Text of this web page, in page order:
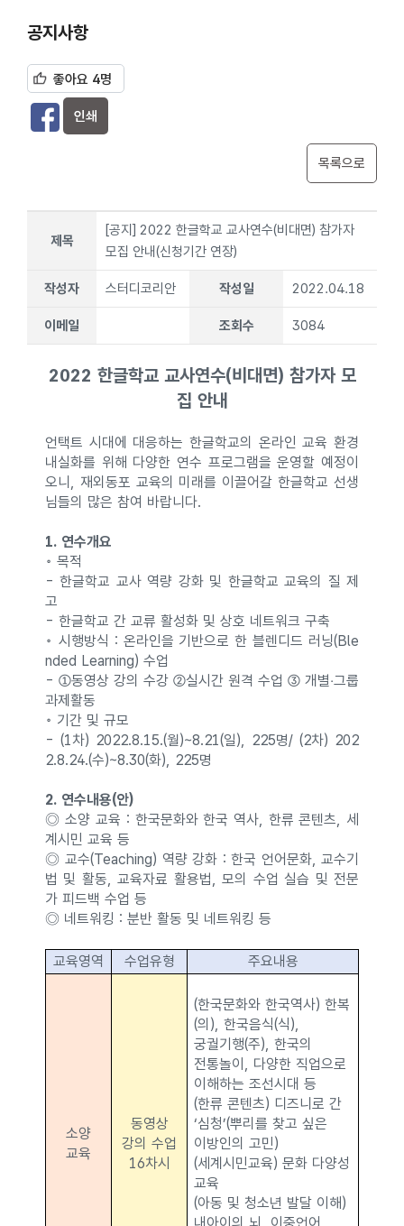
공지사항
좋아요 4명
인쇄
목록으로
제목
[공지] 2022 한글학교 교사연수(비대면) 참가자
모집 안내(신청기간 연장)
작성자 스터디코리안 작성일 2022.04.18
이메일 조회수 3084
2022 한글학교 교사연수(비대면) 참가자 모
집 안내
언택트 시대에 대응하는 한글학교의 온라인 교육 환경
내실화를 위해 다양한 연수 프로그램을 운영할 예정이
오니, 재외동포 교육의 미래를 이끌어갈 한글학교 선생
님들의 많은 참여 바랍니다.
1. 연수개요
◦ 목적
- 한글학교 교사 역량 강화 및 한글학교 교육의 질 제
고
- 한글학교 간 교류 활성화 및 상호 네트워크 구축
◦ 시행방식 : 온라인을 기반으로 한 블렌디드 러닝(Ble
nded Learning) 수업
- ①동영상 강의 수강 ②실시간 원격 수업 ③ 개별‧그룹
과제활동
◦ 기간 및 규모
- (1차) 2022.8.15.(월)~8.21(일), 225명/ (2차) 202
2.8.24.(수)~8.30(화), 225명
2. 연수내용(안)
◎ 소양 교육 : 한국문화와 한국 역사, 한류 콘텐츠, 세
계시민 교육 등
◎ 교수(Teaching) 역량 강화 : 한국 언어문화, 교수기
법 및 활동, 교육자료 활용법, 모의 수업 실습 및 전문
가 피드백 수업 등
◎ 네트워킹 : 분반 활동 및 네트워킹 등
교육영역 수업유형 주요내용
소양
교육
동영상
강의 수업
16차시
(한국문화와 한국역사) 한복
(의), 한국음식(식),
궁궐기행(주), 한국의
전통놀이, 다양한 직업으로
이해하는 조선시대 등
(한류 콘텐츠) 디즈니로 간
‘심청’(뿌리를 찾고 싶은
이방인의 고민)
(세계시민교육) 문화 다양성
교육
(아동 및 청소년 발달 이해)